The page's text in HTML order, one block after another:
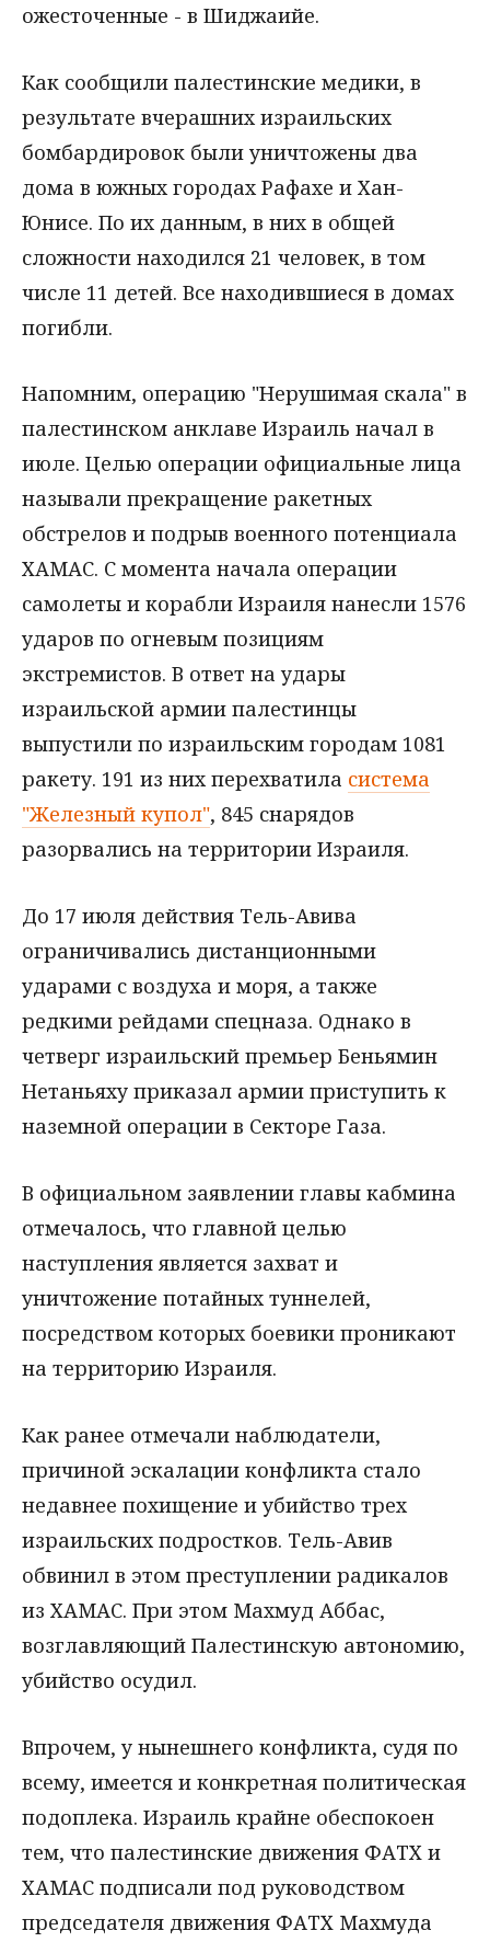
ожесточенные - в Шиджаийе.
Как сообщили палестинские медики, в
результате вчерашних израильских
бомбардировок были уничтожены два
дома в южных городах Рафахе и Хан-
Юнисе. По их данным, в них в общей
сложности находился 21 человек, в том
числе 11 детей. Все находившиеся в домах
погибли.
Напомним, операцию "Нерушимая скала" в
палестинском анклаве Израиль начал в
июле. Целью операции официальные лица
называли прекращение ракетных
обстрелов и подрыв военного потенциала
ХАМАС. С момента начала операции
самолеты и корабли Израиля нанесли 1576
ударов по огневым позициям
экстремистов. В ответ на удары
израильской армии палестинцы
выпустили по израильским городам 1081
ракету. 191 из них перехватила система
"Железный купол", 845 снарядов
разорвались на территории Израиля.
До 17 июля действия Тель-Авива
ограничивались дистанционными
ударами с воздуха и моря, а также
редкими рейдами спецназа. Однако в
четверг израильский премьер Беньямин
Нетаньяху приказал армии приступить к
наземной операции в Секторе Газа.
В официальном заявлении главы кабмина
отмечалось, что главной целью
наступления является захват и
уничтожение потайных туннелей,
посредством которых боевики проникают
на территорию Израиля.
Как ранее отмечали наблюдатели,
причиной эскалации конфликта стало
недавнее похищение и убийство трех
израильских подростков. Тель-Авив
обвинил в этом преступлении радикалов
из ХАМАС. При этом Махмуд Аббас,
возглавляющий Палестинскую автономию,
убийство осудил.
Впрочем, у нынешнего конфликта, судя по
всему, имеется и конкретная политическая
подоплека. Израиль крайне обеспокоен
тем, что палестинские движения ФАТХ и
ХАМАС подписали под руководством
председателя движения ФАТХ Махмуда